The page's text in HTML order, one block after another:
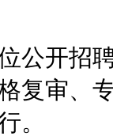
开招聘
复审、
。